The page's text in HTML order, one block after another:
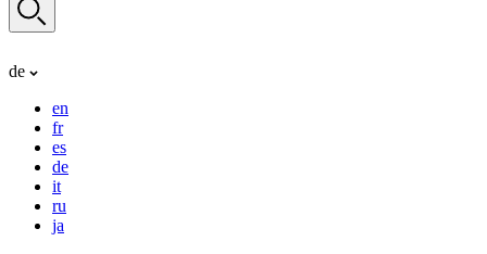
de
en
fr
es
de
it
ru
ja